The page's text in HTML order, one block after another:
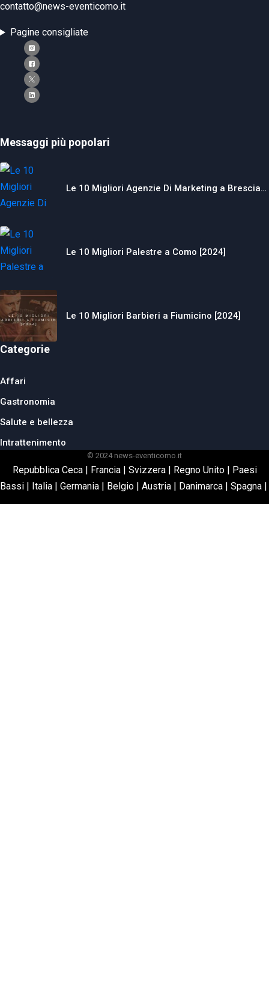
contatto@news-eventicomo.it
Pagine consigliate
Messaggi più popolari
Le 10 Migliori Agenzie Di Marketing a Brescia…
Le 10 Migliori Palestre a Como [2024]
Le 10 Migliori Barbieri a Fiumicino [2024]
Categorie
Affari
Gastronomia
Salute e bellezza
Intrattenimento
© 2024 news-eventicomo.it
Repubblica Ceca| Francia| Svizzera| Regno Unito| Paesi
Bassi | Italia | Germania | Belgio | Austria | Danimarca | Spagna |